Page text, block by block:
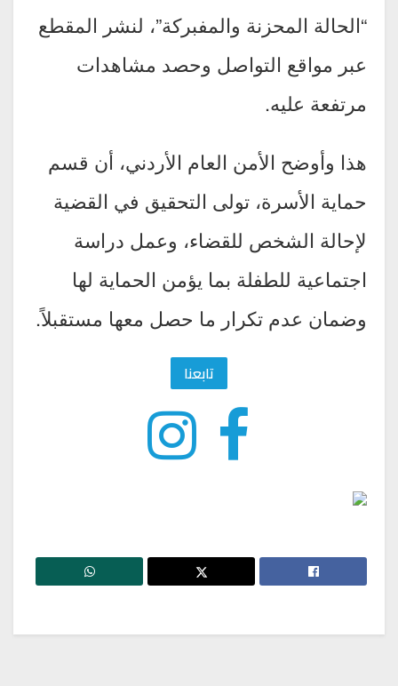
“الحالة المحزنة والمفبركة”، لنشر المقطع
عبر مواقع التواصل وحصد مشاهدات
مرتفعة عليه.
هذا وأوضح الأمن العام الأردني، أن قسم
حماية الأسرة، تولى التحقيق في القضية
لإحالة الشخص للقضاء، وعمل دراسة
اجتماعية للطفلة بما يؤمن الحماية لها
وضمان عدم تكرار ما حصل معها مستقبلاً.
تابعنا